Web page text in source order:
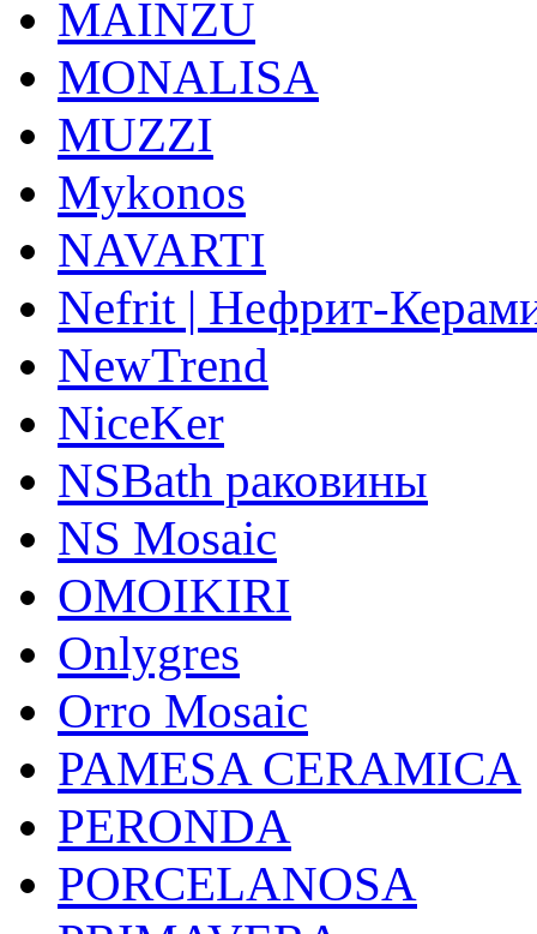
MAINZU
MONALISA
MUZZI
Mykonos
NAVARTI
Nefrit | Нефрит-
NewTrend
NiceKer
NSBath раковины
NS Mosaic
OMOIKIRI
Onlygres
Orro Mosaic
PAMESA CERAMICA
PERONDA
PORCELANOSA